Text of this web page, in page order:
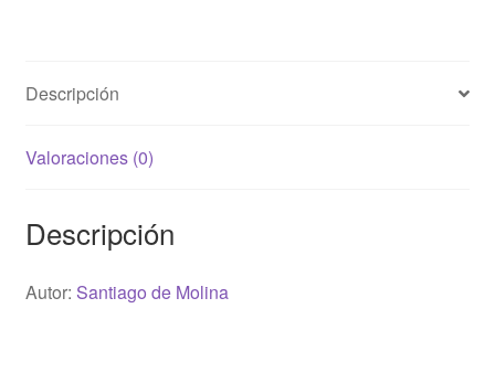
Descripción
Valoraciones (0)
Descripción
Autor: Santiago de Molina